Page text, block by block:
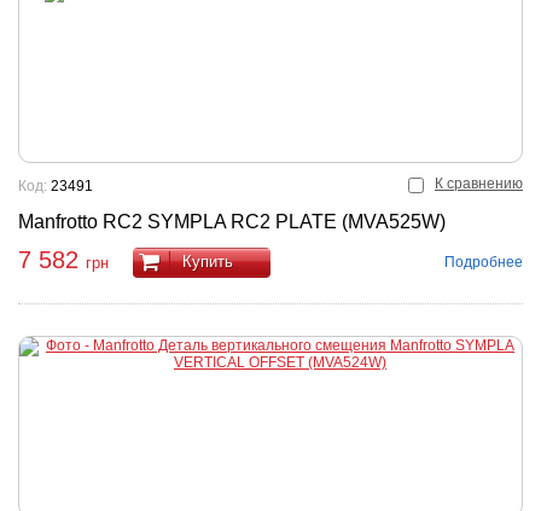
К сравнению
Manfrotto RC2 SYMPLA RC2 PLATE (MVA525W)
Код: 23491
7 582 грн Купить Подробнее